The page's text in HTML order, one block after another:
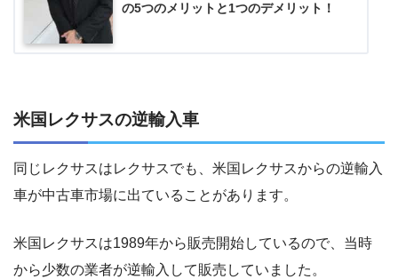
の5つのメリットと1つのデメリット！
米国レクサスの逆輸入車
同じレクサスはレクサスでも、米国レクサスからの逆輸入
車が中古車市場に出ていることがあります。
米国レクサスは1989年から販売開始しているので、当時
から少数の業者が逆輸入して販売していました。